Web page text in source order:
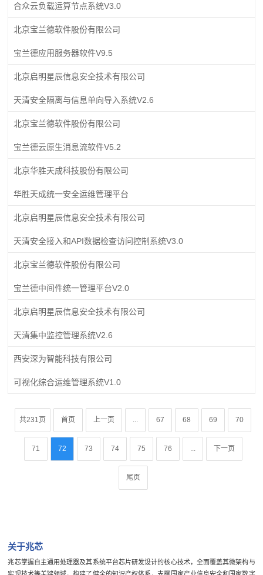
合众云负载运算节点系统V3.0
北京宝兰德软件股份有限公司
宝兰德应用服务器软件V9.5
北京启明星辰信息安全技术有限公司
天清安全隔离与信息单向导入系统V2.6
北京宝兰德软件股份有限公司
宝兰德云原生消息流软件V5.2
北京华胜天成科技股份有限公司
华胜天成统一安全运维管理平台
北京启明星辰信息安全技术有限公司
天清安全接入和API数据检查访问控制系统V3.0
北京宝兰德软件股份有限公司
宝兰德中间件统一管理平台V2.0
北京启明星辰信息安全技术有限公司
天清集中监控管理系统V2.6
西安深为智能科技有限公司
可视化综合运维管理系统V1.0
共231页 首页 上一页 67 68 69 70
71 72 73 74 75 76 下一页
尾页
关于兆芯
兆芯掌握自主通用处理器及其系统平台芯片研发设计的核心技术，全面覆盖其微架构与